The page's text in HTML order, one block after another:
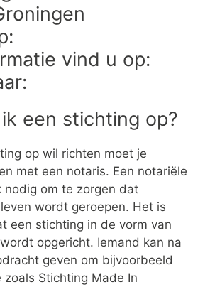
vind u op:
een stichting op?
op wil richten moet je
met een notaris. Een notariële
nodig om te zorgen dat
wordt geroepen. Het is
een stichting in de vorm van
opgericht. Iemand kan na
geven om bijvoorbeeld
zoals Stichting Made In